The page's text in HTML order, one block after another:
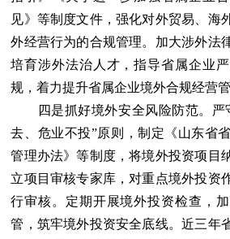
见》等制度文件，强化对外贸易、海
外经营行为的合规管理。加大涉外法
培育涉外法治人才，指导省属企业
规，着力提升省属企业境外合规经营管
四是抓好境外安全风险防范。严
去、危业不投”原则，制定《山东省
管理办法》等制度，将境外投资项目
立项目审核专家库，对重点境外投资
行审核。定期开展境外投资检查，
管，筑牢境外投资安全底线。近三年